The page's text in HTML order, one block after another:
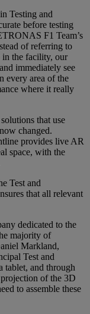
Testing and
before testing
F1 Team’s
of referring to
in the facility, our
immediately see
every area of the
where it really
that use
changed.
provides live AR
space, with the
Test and
that all relevant
dedicated to the
majority of
Markland,
Test and
tablet, and through
of the 3D
to assemble these